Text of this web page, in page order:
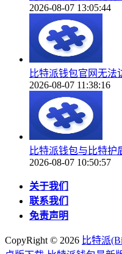
2026-08-07 13:05:44
比特派钱包官网无法
2026-08-07 11:38:16
比特派钱包与比特护
2026-08-07 10:50:57
关于我们
联系我们
免责声明
CopyRight © 2026 比特派